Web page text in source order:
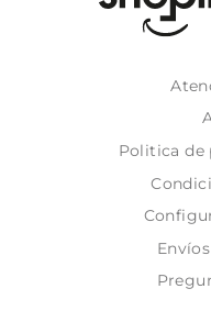
Politica de